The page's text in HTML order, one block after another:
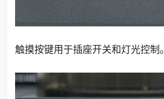
触摸按键用于插座开关和灯光控制。